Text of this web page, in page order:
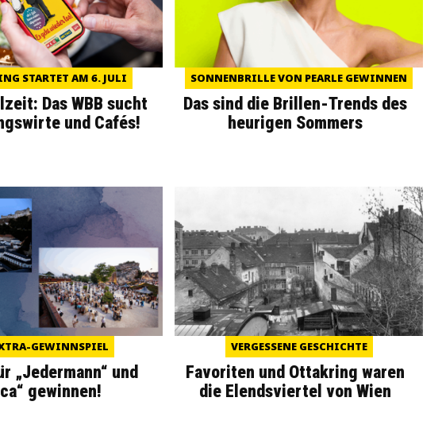
STARTET AM 6. JULI
Das WBB sucht
und Cafés!
SONNENBRILLE VON PEARLE GEWINNEN
Das sind die Brillen-Trends des
heurigen Sommers
GEWINNSPIEL
„Jedermann“ und
gewinnen!
VERGESSENE GESCHICHTE
Favoriten und Ottakring waren
die Elendsviertel von Wien